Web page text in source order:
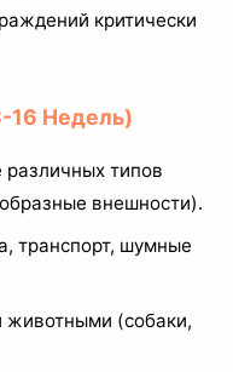
критически
16 Недель)
различных типов
внешности).
транспорт, шумные
животными (собаки,